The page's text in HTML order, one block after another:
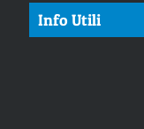
Info Utili